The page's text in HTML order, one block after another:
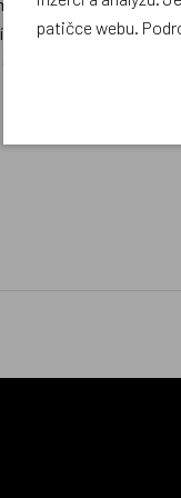
a bezpečnostními
den: zakoupením
patičce webu.